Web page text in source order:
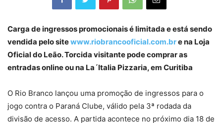
Carga de ingressos promocionais é limitada e está sendo
vendida pelo sitewww.riobrancooficial.com.bre na Loja
Oficial do Leão. Torcida visitante pode comprar as
entradas online ou na La´Italia Pizzaria, em Curitiba
O Rio Branco lançou uma promoção de ingressos para o
jogo contra o Paraná Clube, válido pela 3ª rodada da
divisão de acesso. A partida acontece no próximo dia 18 de